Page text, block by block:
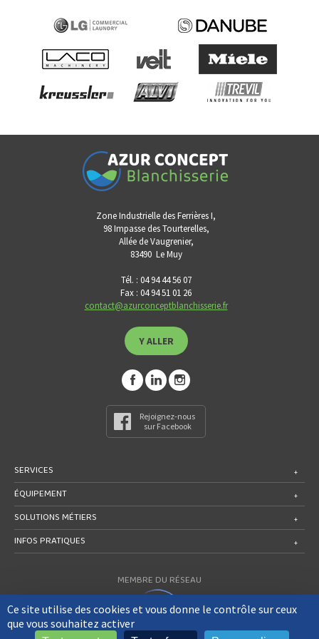
Zone Industrielle des Ferrières I,
98 Impasse des Tourterelles,
Allée de Vaugrenier,
83490 Le Muy
Tél. : 04 94 44 56 07
Fax : 04 94 51 01 26
contact@azurconceptblanchisserie.fr
Y ALLER
Rejoignez-nous
sur Facebook
SERVICES
ÉQUIPEMENT
SOLUTIONS MÉTIERS
INFOS PRATIQUES
MEMBRE DU RÉSEAU
Ce site utilise des cookies et vous donne le contrôle sur ceux
que vous souhaitez activer